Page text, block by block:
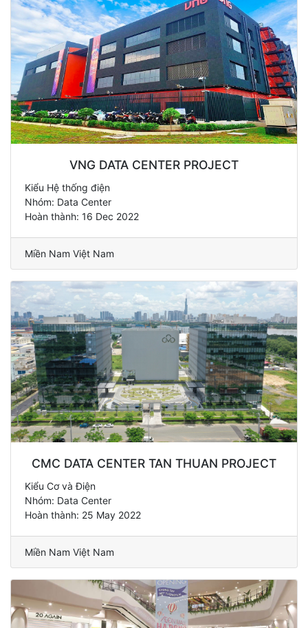
VNG DATA CENTER PROJECT
Kiểu Hệ thống điện
Nhóm: Data Center
Hoàn thành: 16 Dec 2022
Miền Nam Việt Nam
CMC DATA CENTER TAN THUAN PROJECT
Kiểu Cơ và Điện
Nhóm: Data Center
Hoàn thành: 25 May 2022
Miền Nam Việt Nam